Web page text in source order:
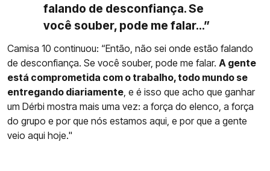
falando de desconfiança. Se
você souber, pode me falar...”
Camisa 10 continuou: “Então, não sei onde estão falando
de desconfiança. Se você souber, pode me falar. A gente
está comprometida com o trabalho, todo mundo se
entregando diariamente, e é isso que acho que ganhar
um Dérbi mostra mais uma vez: a força do elenco, a força
do grupo e por que nós estamos aqui, e por que a gente
veio aqui hoje."